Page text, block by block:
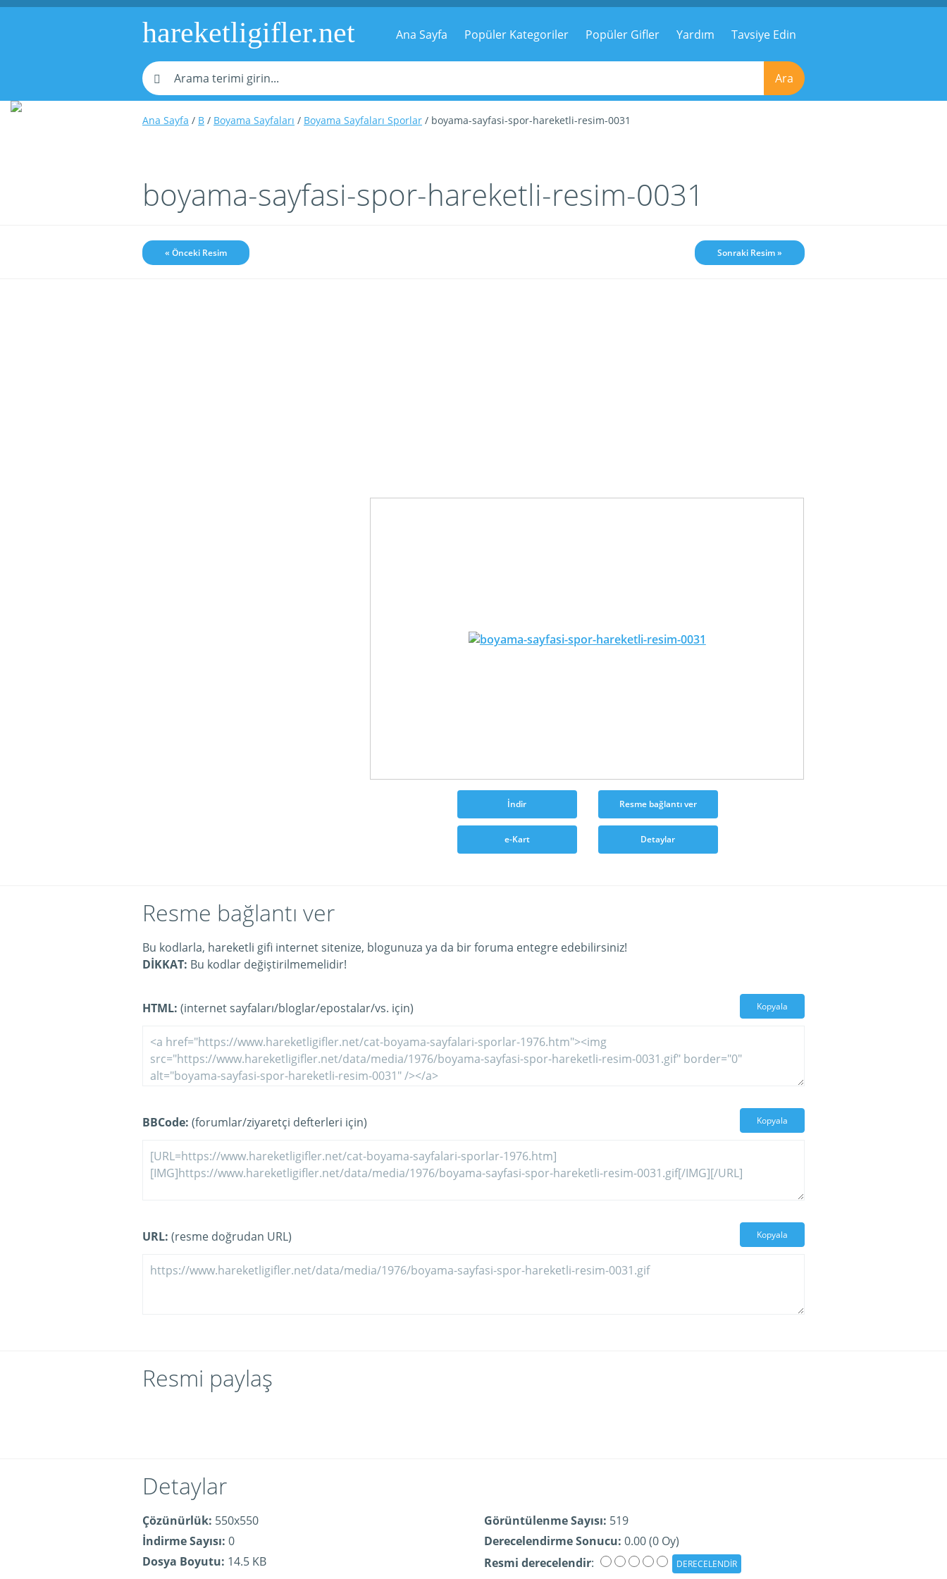
hareketligifler.net Ana Sayfa Popüler Kategoriler Popüler Gifler Yardım Tavsiye Edin
Ara
Ana Sayfa / B / Boyama Sayfaları / Boyama Sayfaları Sporlar / boyama-sayfasi-spor-hareketli-resim-0031
boyama-sayfasi-spor-hareketli-resim-0031
« Önceki Resim Sonraki Resim »
İndir Resme bağlantı ver
e-Kart Detaylar
Resme bağlantı ver
Bu kodlarla, hareketli gifi internet sitenize, blogunuza ya da bir foruma entegre edebilirsiniz!
DİKKAT: Bu kodlar değiştirilmemelidir!
HTML: (internet sayfaları/bloglar/epostalar/vs. için) Kopyala
BBCode: (forumlar/ziyaretçi defterleri için) Kopyala
URL: (resme doğrudan URL) Kopyala
Resmi paylaş
Detaylar
Çözünürlük: 550x550
İndirme Sayısı: 0
Dosya Boyutu: 14.5 KB
Görüntülenme Sayısı: 519
Derecelendirme Sonucu: 0.00 (0 Oy)
Resmi derecelendir: